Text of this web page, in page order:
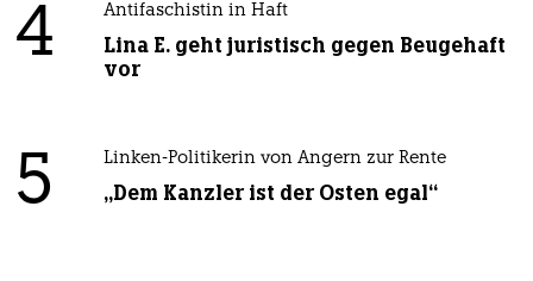
4 Antifaschistin in Haft
Lina E. geht juristisch gegen Beugehaft
vor
5 Linken-Politikerin von Angern zur Rente
„Dem Kanzler ist der Osten egal“